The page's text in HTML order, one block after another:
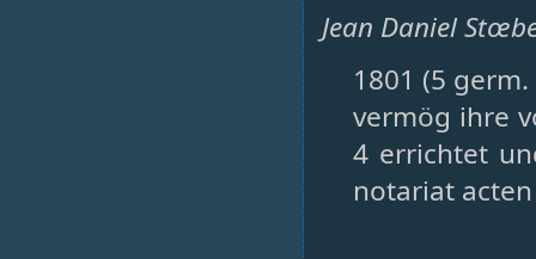
Jean Daniel
1801 (5
vermög ihre
4 errichtet
notariat